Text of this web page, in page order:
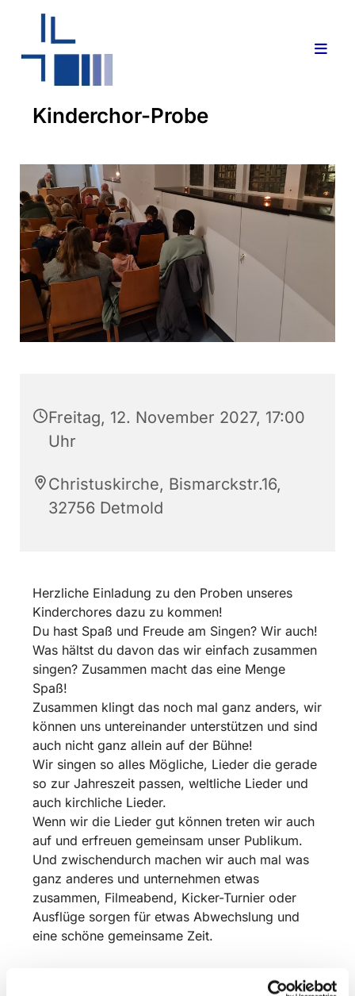
Kinderchor-Probe
Freitag, 12. November 2027, 17:00
Uhr
Christuskirche, Bismarckstr.16,
32756 Detmold
Herzliche Einladung zu den Proben unseres
Kinderchores dazu zu kommen!
Du hast Spaß und Freude am Singen? Wir auch!
Was hältst du davon das wir einfach zusammen
singen? Zusammen macht das eine Menge
Spaß!
Zusammen klingt das noch mal ganz anders, wir
können uns untereinander unterstützen und sind
auch nicht ganz allein auf der Bühne!
Wir singen so alles Mögliche, Lieder die gerade
so zur Jahreszeit passen, weltliche Lieder und
auch kirchliche Lieder.
Wenn wir die Lieder gut können treten wir auch
auf und erfreuen gemeinsam unser Publikum.
Und zwischendurch machen wir auch mal was
ganz anderes und unternehmen etwas
zusammen, Filmeabend, Kicker-Turnier oder
Ausflüge sorgen für etwas Abwechslung und
eine schöne gemeinsame Zeit.